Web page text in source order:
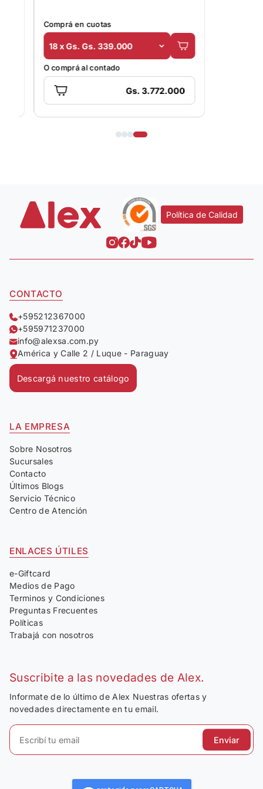
Comprá en cuotas
18 x Gs. Gs. 339.000
O comprá al contado
Gs. 3.772.000
Política de Calidad
CONTACTO
+595212367000
+595971237000
info@alexsa.com.py
América y Calle 2 / Luque - Paraguay
Descargá nuestro catálogo
LA EMPRESA
Sobre Nosotros
Sucursales
Contacto
Últimos Blogs
Servicio Técnico
Centro de Atención
ENLACES ÚTILES
e-Giftcard
Medios de Pago
Terminos y Condiciones
Preguntas Frecuentes
Políticas
Trabajá con nosotros
Suscribite a las novedades de Alex.
Informate de lo último de Alex Nuestras ofertas y
novedades directamente en tu email.
Enviar